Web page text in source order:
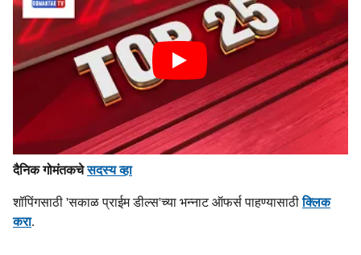
दैनिक गोमंतकचेसदस्य व्हा
शॉपिंगसाठी 'सकाळ प्राईम डील्स'च्या भन्नाट ऑफर्स पाहण्यासाठीक्लिक
करा.